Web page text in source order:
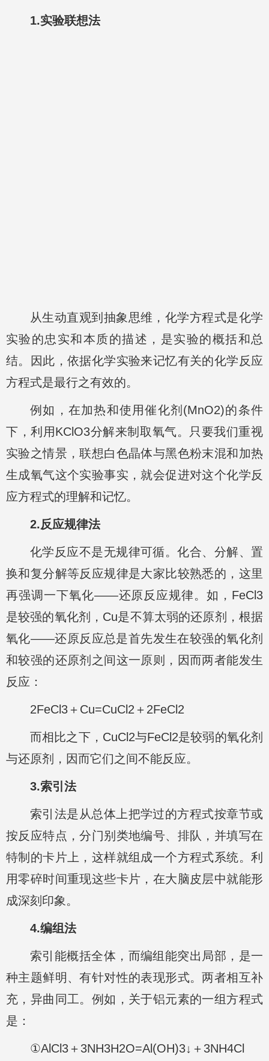
1.实验联想法
从生动直观到抽象思维，化学方程式是化学
实验的忠实和本质的描述，是实验的概括和总
结。因此，依据化学实验来记忆有关的化学反应
方程式是最行之有效的。
例如，在加热和使用催化剂(MnO2)的条件
下，利用KClO3分解来制取氧气。只要我们重视
实验之情景，联想白色晶体与黑色粉末混和加热
生成氧气这个实验事实，就会促进对这个化学反
应方程式的理解和记忆。
2.反应规律法
化学反应不是无规律可循。化合、分解、置
换和复分解等反应规律是大家比较熟悉的，这里
再强调一下氧化——还原反应规律。如，FeCl3
是较强的氧化剂，Cu是不算太弱的还原剂，根据
氧化——还原反应总是首先发生在较强的氧化剂
和较强的还原剂之间这一原则，因而两者能发生
反应：
2FeCl3＋Cu=CuCl2＋2FeCl2
而相比之下，CuCl2与FeCl2是较弱的氧化剂
与还原剂，因而它们之间不能反应。
3.索引法
索引法是从总体上把学过的方程式按章节或
按反应特点，分门别类地编号、排队，并填写在
特制的卡片上，这样就组成一个方程式系统。利
用零碎时间重现这些卡片，在大脑皮层中就能形
成深刻印象。
4.编组法
索引能概括全体，而编组能突出局部，是一
种主题鲜明、有针对性的表现形式。两者相互补
充，异曲同工。例如，关于铝元素的一组方程式
是：
①AlCl3＋3NH3H2O=Al(OH)3↓＋3NH4Cl